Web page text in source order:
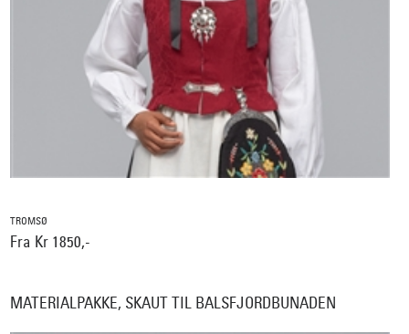
TROMSØ
Fra Kr 1850,-
MATERIALPAKKE, SKAUT TIL BALSFJORDBUNADEN